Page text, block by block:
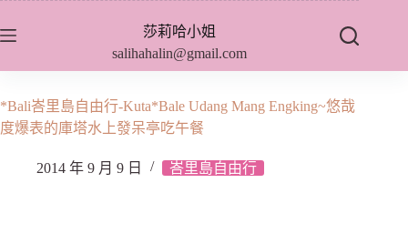
至
內
容
莎莉哈小姐
salihahalin@gmail.com
*Bali峇里島自由行-Kuta*Bale Udang Mang Engking~悠哉
度爆表的庫塔水上發呆亭吃午餐
2014 年 9 月 9 日 峇里島自由行